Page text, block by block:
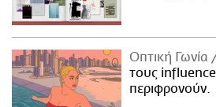
Οπτική Γωνία
τους
περιφρονούν.